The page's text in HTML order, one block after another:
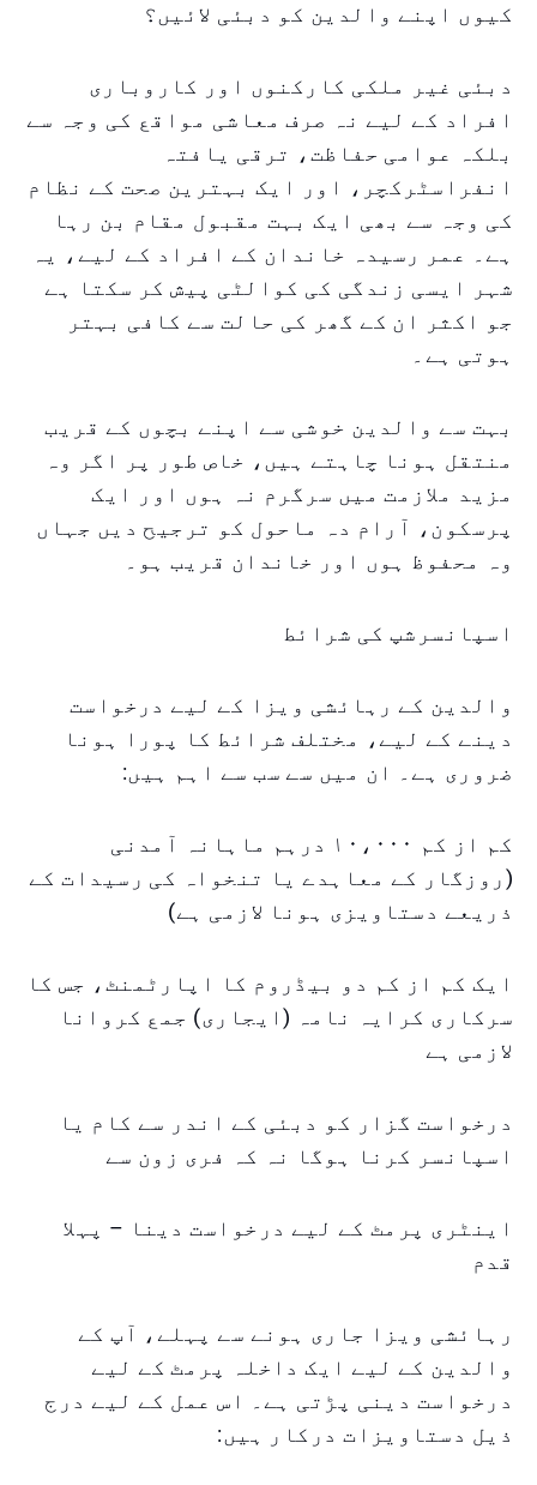
کیوں اپنے والدین کو دبئی لائیں؟
دبئی غیر ملکی کارکنوں اور کاروباری
افراد کے لیے نہ صرف معاشی مواقع کی وجہ سے
بلکہ عوامی حفاظت، ترقی یافتہ
انفراسٹرکچر، اور ایک بہترین صحت کے نظام
کی وجہ سے بھی ایک بہت مقبول مقام بن رہا
ہے۔ عمر رسیدہ خاندان کے افراد کے لیے، یہ
شہر ایسی زندگی کی کوالٹی پیش کر سکتا ہے
جو اکثر ان کے گھر کی حالت سے کافی بہتر
ہوتی ہے۔
بہت سے والدین خوشی سے اپنے بچوں کے قریب
منتقل ہونا چاہتے ہیں، خاص طور پر اگر وہ
مزید ملازمت میں سرگرم نہ ہوں اور ایک
پرسکون، آرام دہ ماحول کو ترجیح دیں جہاں
وہ محفوظ ہوں اور خاندان قریب ہو۔
اسپانسرشپ کی شرائط
والدین کے رہائشی ویزا کے لیے درخواست
دینے کے لیے، مختلف شرائط کا پورا ہونا
ضروری ہے۔ ان میں سے سب سے اہم ہیں:
کم از کم ۱۰،۰۰۰ درہم ماہانہ آمدنی
(روزگار کے معاہدے یا تنخواہ کی رسیدات کے
ذریعے دستاویزی ہونا لازمی ہے)
ایک کم از کم دو بیڈروم کا اپارٹمنٹ، جس کا
سرکاری کرایہ نامہ (ایجاری) جمع کروانا
لازمی ہے
درخواست گزار کو دبئی کے اندر سے کام یا
اسپانسر کرنا ہوگا نہ کہ فری زون سے
اینٹری پرمٹ کے لیے درخواست دینا – پہلا
قدم
رہائشی ویزا جاری ہونے سے پہلے، آپ کے
والدین کے لیے ایک داخلہ پرمٹ کے لیے
درخواست دینی پڑتی ہے۔ اس عمل کے لیے درج
ذیل دستاویزات درکار ہیں: